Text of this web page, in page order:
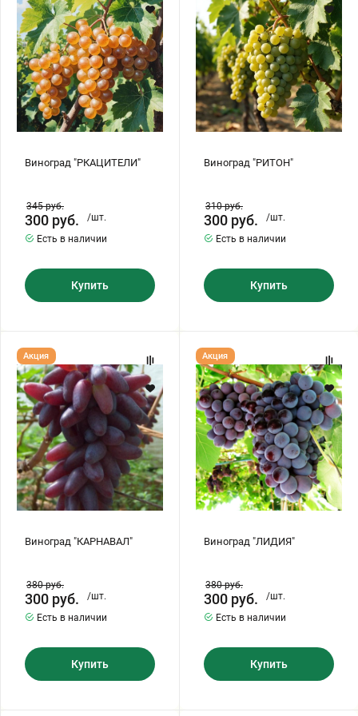
Хризантемы саженцы
Зелень и пряные травы
Виноград "РКАЦИТЕЛИ"
345руб.
300 руб.
/шт.
Есть в наличии
Купить
Виноград "РИТОН"
310руб.
300 руб.
/шт.
Есть в наличии
Купить
Виноград
"КАРНАВАЛ"
Виноград "КАРНАВАЛ"
Акция
380руб.
300 руб.
/шт.
Есть в наличии
Купить
Виноград
"ЛИДИЯ"
Виноград "ЛИДИЯ"
Акция
380руб.
300 руб.
/шт.
Есть в наличии
Купить